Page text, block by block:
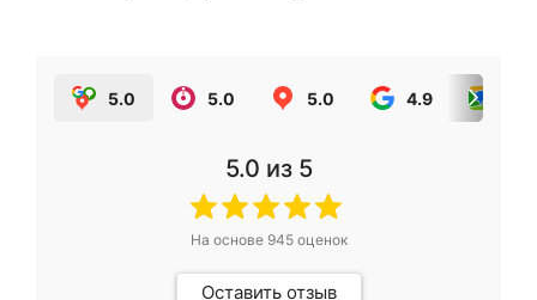
5.0 5.0 5.0 4.9
5.0 из 5
На основе 945оценок
Оставить отзыв